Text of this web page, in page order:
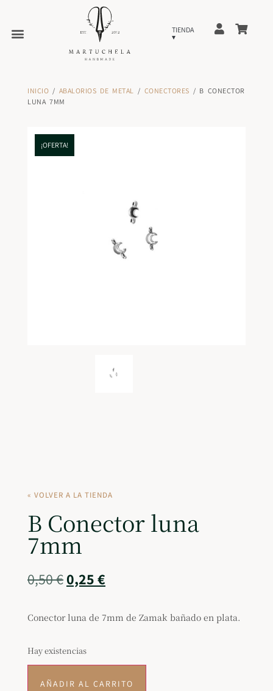
INICIO / ABALORIOS DE METAL / CONECTORES / B CONECTOR
LUNA 7MM
¡OFERTA!
¡OFERTA!
« VOLVER A LA TIENDA
B Conector luna
7mm
0,50€0,25€
Conector luna de 7mm de Zamak bañado en plata.
Hay existencias
AÑADIR AL CARRITO